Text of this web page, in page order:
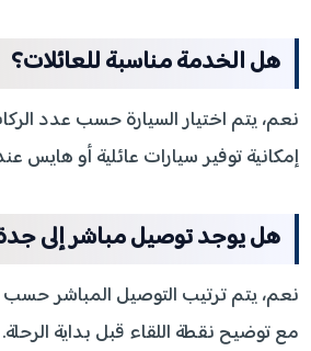
هل الخدمة مناسبة للعائلات؟
نعم، يتم اختيار السيارة حسب عدد
إمكانية توفير سيارات عائلية أو هايس
هل يوجد توصيل مباشر إلى
نعم، يتم ترتيب التوصيل المباشر حسب
مع توضيح نقطة اللقاء قبل بداية الرحلة.